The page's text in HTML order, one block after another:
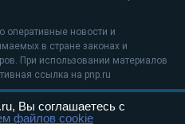
оперативные новости и
в стране законах и
При использовании материалов
ссылка на pnp.ru
рекомендательные
Вы соглашаетесь с
файлов cookie